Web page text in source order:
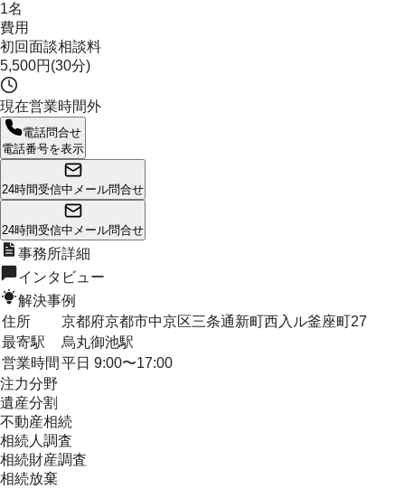
1名
費用
初回面談相談料
5,500円(30分)
現在営業時間外
電話問合せ
電話番号を表示
24時間受信中 メール問合せ
24時間受信中 メール問合せ
事務所詳細
インタビュー
解決事例
住所
京都府京都市中京区三条通新町西入ル釜座町27
最寄駅
烏丸御池駅
営業時間 平日 9:00〜17:00
注力分野
遺産分割
不動産相続
相続人調査
相続財産調査
相続放棄